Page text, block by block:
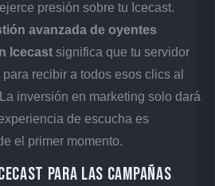
presión sobre tu Icecast.
avanzada de oyentes
Icecast significa que tu servidor
recibir a todos esos clics al
inversión en marketing solo dará
de escucha es
el primer momento.
para las Campañas